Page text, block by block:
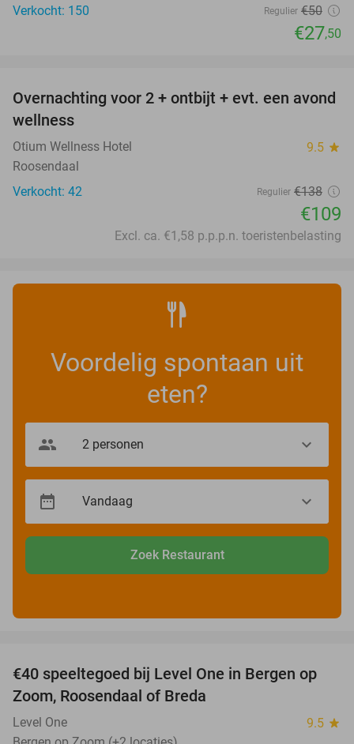
Verkocht: 150
Regulier €50
€27,50
21%
Overnachting voor 2 + ontbijt + evt. een avond
wellness
Otium Wellness Hotel 9.5 star
Roosendaal
Verkocht: 42
Regulier €138
€109
Excl. ca. €1,58 p.p.p.n. toeristenbelasting
Voordelig spontaan uit
eten?
Zoek Restaurant
50%
€40 speeltegoed bij Level One in Bergen op
Zoom, Roosendaal of Breda
Level One 9.5 star